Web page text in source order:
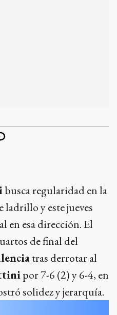
busca regularidad en la
ladrillo y este jueves
en esa dirección. El
de final del
tras derrotar al
por 7-6 (2) y 6-4, en
solidez y jerarquía.